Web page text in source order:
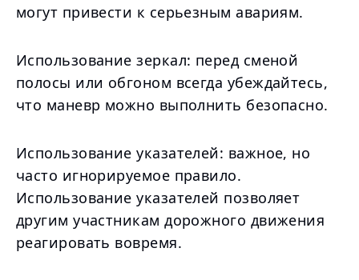
могут привести к серьезным авариям.
Использование зеркал: перед сменой
полосы или обгоном всегда убеждайтесь,
что маневр можно выполнить безопасно.
Использование указателей: важное, но
часто игнорируемое правило.
Использование указателей позволяет
другим участникам дорожного движения
реагировать вовремя.